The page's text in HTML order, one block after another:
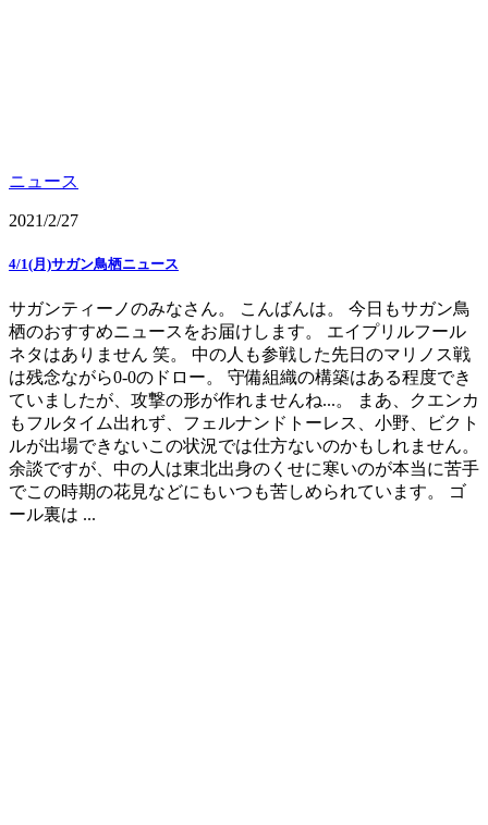
ニュース
2021/2/27
4/1(月)サガン鳥栖ニュース
サガンティーノのみなさん。 こんばんは。 今日もサガン鳥
栖のおすすめニュースをお届けします。 エイプリルフール
ネタはありません 笑。 中の人も参戦した先日のマリノス戦
は残念ながら0-0のドロー。 守備組織の構築はある程度でき
ていましたが、攻撃の形が作れませんね...。 まあ、クエンカ
もフルタイム出れず、フェルナンドトーレス、小野、ビクト
ルが出場できないこの状況では仕方ないのかもしれません。
余談ですが、中の人は東北出身のくせに寒いのが本当に苦手
でこの時期の花見などにもいつも苦しめられています。 ゴ
ール裏は ...